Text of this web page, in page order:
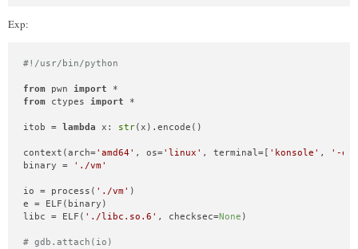
Exp:
#!/usr/bin/python
from pwn import
from ctypes import *
itob = lambda x: str(x).encode()
context(arch='amd64' , os='linux' , terminal=[ 'konsole' , '-e'
binary =
'./vm'
io = process( './vm' )
e = ELF(binary)
libc = ELF( './libc.so.6' , checksec=None )
# gdb.attach(io)